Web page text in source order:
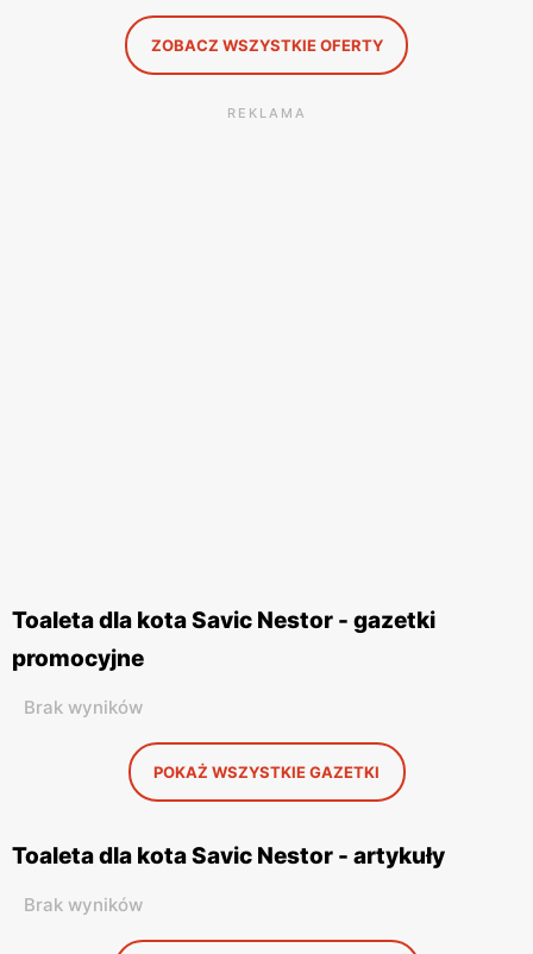
ZOBACZ WSZYSTKIE OFERTY
REKLAMA
Toaleta dla kota Savic Nestor - gazetki
promocyjne
Brak wyników
POKAŻ WSZYSTKIE GAZETKI
Toaleta dla kota Savic Nestor - artykuły
Brak wyników